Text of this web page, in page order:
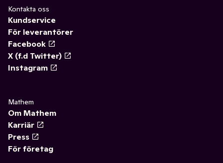
Kontakta oss
Kundservice
För leverantörer
Facebook
X (f.d Twitter)
Instagram
Mathem
Om Mathem
Karriär
Press
För företag